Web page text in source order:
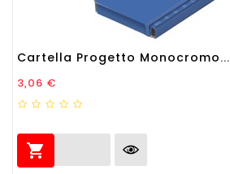
Cartella Progetto Monocromo...
Prezzo
3,06 €
